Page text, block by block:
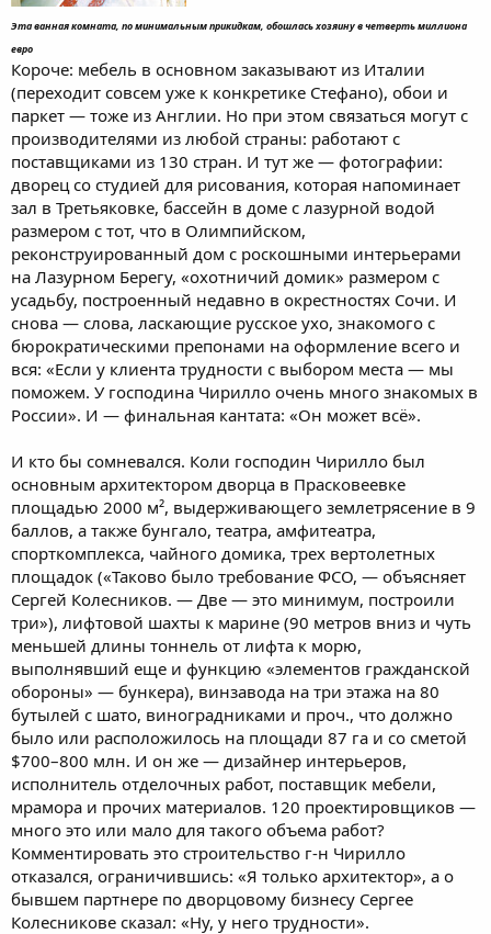
Эта ванная комната, по минимальным прикидкам, обошлась хозяину в четверть миллиона
евро
Короче: мебель в основном заказывают из Италии
(переходит совсем уже к конкретике Стефано), обои и
паркет — тоже из Англии. Но при этом связаться могут с
производителями из любой страны: работают с
поставщиками из 130 стран. И тут же — фотографии:
дворец со студией для рисования, которая напоминает
зал в Третьяковке, бассейн в доме с лазурной водой
размером с тот, что в Олимпийском,
реконструированный дом с роскошными интерьерами
на Лазурном Берегу, «охотничий домик» размером с
усадьбу, построенный недавно в окрестностях Сочи. И
снова — слова, ласкающие русское ухо, знакомого с
бюрократическими препонами на оформление всего и
вся: «Если у клиента трудности с выбором места — мы
поможем. У господина Чирилло очень много знакомых в
России». И — финальная кантата: «Он может всё».
И кто бы сомневался. Коли господин Чирилло был
основным архитектором дворца в Прасковеевке
площадью 2000 м², выдерживающего землетрясение в 9
баллов, а также бунгало, театра, амфитеатра,
спорткомплекса, чайного домика, трех вертолетных
площадок («Таково было требование ФСО, — объясняет
Сергей Колесников. — Две — это минимум, построили
три»), лифтовой шахты к марине (90 метров вниз и чуть
меньшей длины тоннель от лифта к морю,
выполнявший еще и функцию «элементов гражданской
обороны» — бункера), винзавода на три этажа на 80
бутылей с шато, виноградниками и проч., что должно
было или расположилось на площади 87 га и со сметой
$700–800 млн. И он же — дизайнер интерьеров,
исполнитель отделочных работ, поставщик мебели,
мрамора и прочих материалов. 120 проектировщиков —
много это или мало для такого объема работ?
Комментировать это строительство г-н Чирилло
отказался, ограничившись: «Я только архитектор», а о
бывшем партнере по дворцовому бизнесу Сергее
Колесникове сказал: «Ну, у него трудности».